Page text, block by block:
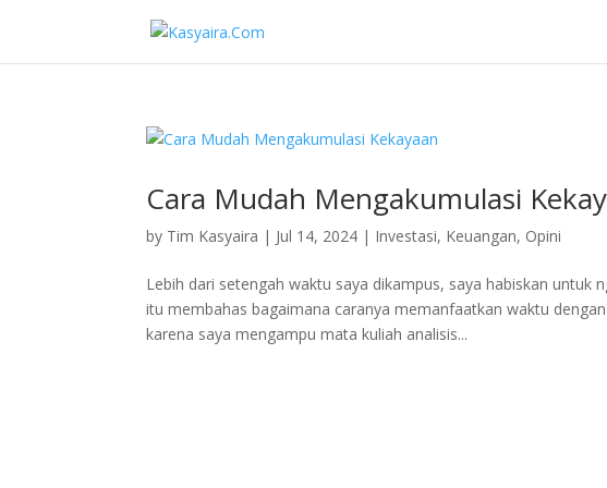
Cara Mudah Mengakumulasi
by Tim Kasyaira | Jul 14, 2024 | Investasi, Keuangan, Opini
Lebih dari setengah waktu saya dikampus, saya habiskan untuk
itu membahas bagaimana caranya memanfaatkan waktu
karena saya mengampu mata kuliah analisis...